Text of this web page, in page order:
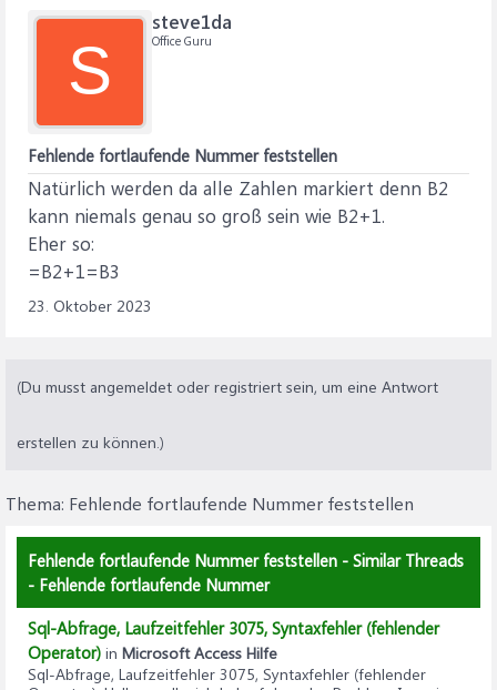
S
steve1da
Office Guru
Fehlende fortlaufende Nummer feststellen
Natürlich werden da alle Zahlen markiert denn B2
kann niemals genau so groß sein wie B2+1.
Eher so:
=B2+1=B3
23. Oktober 2023
(Du musst angemeldet oder registriert sein, um eine Antwort
erstellen zu können.)
Thema: Fehlende fortlaufende Nummer feststellen
Fehlende fortlaufende Nummer feststellen - Similar Threads
- Fehlende fortlaufende Nummer
Sql-Abfrage, Laufzeitfehler 3075, Syntaxfehler (fehlender
Operator) in Microsoft Access Hilfe
Sql-Abfrage, Laufzeitfehler 3075, Syntaxfehler (fehlender